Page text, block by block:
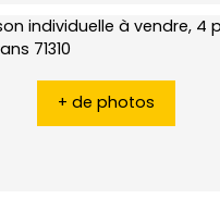
+ de photos